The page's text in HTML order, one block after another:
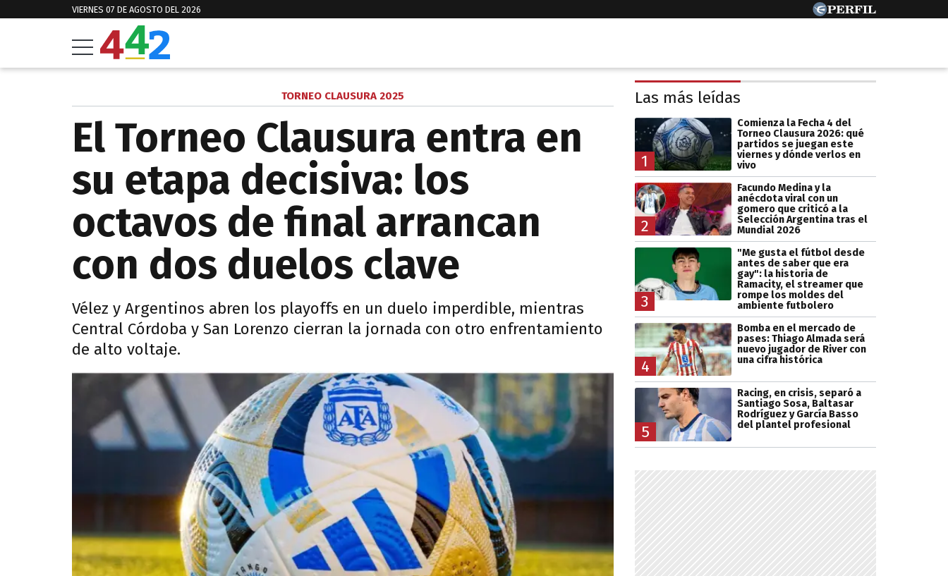
VIERNES 07 DE AGOSTO DEL 2026
TORNEO CLAUSURA 2025
El Torneo Clausura entra en
su etapa decisiva: los
octavos de final arrancan
con dos duelos clave
Vélez y Argentinos abren los playoffs en un duelo imperdible, mientras
Central Córdoba y San Lorenzo cierran la jornada con otro enfrentamiento
de alto voltaje.
Las más leídas
1
Comienza la Fecha 4 del
Torneo Clausura 2026: qué
partidos se juegan este
viernes y dónde verlos en
vivo
2
Facundo Medina y la
anécdota viral con un
gomero que criticó a la
Selección Argentina tras el
Mundial 2026
3
"Me gusta el fútbol desde
antes de saber que era
gay": la historia de
Ramacity, el streamer que
rompe los moldes del
ambiente futbolero
4
Bomba en el mercado de
pases: Thiago Almada será
nuevo jugador de River con
una cifra histórica
5
Racing, en crisis, separó a
Santiago Sosa, Baltasar
Rodríguez y García Basso
del plantel profesional